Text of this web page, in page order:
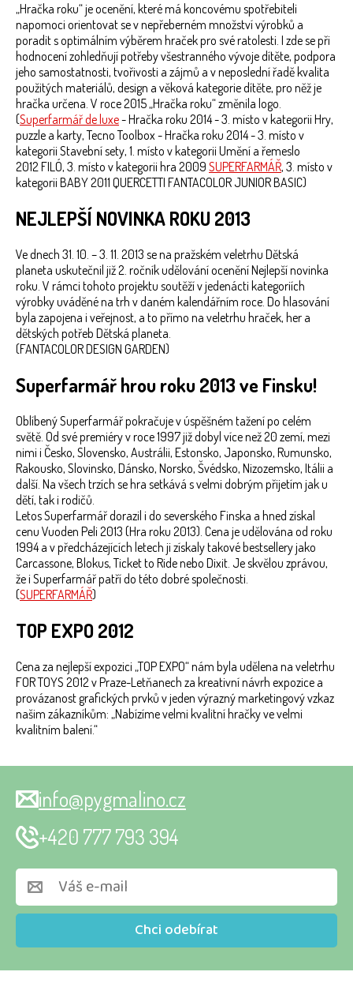
„Hračka roku“ je ocenění, které má koncovému spotřebiteli
napomoci orientovat se v nepřeberném množství výrobků a
poradit s optimálním výběrem hraček pro své ratolesti. I zde se při
hodnocení zohledňují potřeby všestranného vývoje dítěte, podpora
jeho samostatnosti, tvořivosti a zájmů a v neposlední řadě kvalita
použitých materiálů, design a věková kategorie dítěte, pro něž je
hračka určena. V roce 2015 „Hračka roku“ změnila logo.
(Superfarmář de luxe- Hračka roku 2014 - 3. místo v kategorii Hry,
puzzle a karty, Tecno Toolbox - Hračka roku 2014 - 3. místo v
kategorii Stavební sety, 1. místo v kategorii Umění a řemeslo
2012 FILÓ, 3. místo v kategorii hra 2009 SUPERFARMÁŘ, 3. místo v
kategorii BABY 2011 QUERCETTI FANTACOLOR JUNIOR BASIC)
NEJLEPŠÍ NOVINKA ROKU 2013
Ve dnech 31. 10. – 3. 11. 2013 se na pražském veletrhu Dětská
planeta uskutečnil již 2. ročník udělování ocenění Nejlepší novinka
roku. V rámci tohoto projektu soutěží v jedenácti kategoriích
výrobky uváděné na trh v daném kalendářním roce. Do hlasování
byla zapojena i veřejnost, a to přímo na veletrhu hraček, her a
dětských potřeb Dětská planeta.
(FANTACOLOR DESIGN GARDEN)
Superfarmář hrou roku 2013 ve Finsku!
Oblíbený Superfarmář pokračuje v úspěšném tažení po celém
světě. Od své premiéry v roce 1997 již dobyl více než 20 zemí, mezi
nimi i Česko, Slovensko, Austrálii, Estonsko, Japonsko, Rumunsko,
Rakousko, Slovinsko, Dánsko, Norsko, Švédsko, Nizozemsko, Itálii a
další. Na všech trzích se hra setkává s velmi dobrým přijetím jak u
dětí, tak i rodičů.
Letos Superfarmář dorazil i do severského Finska a hned získal
cenu Vuoden Peli 2013 (Hra roku 2013). Cena je udělována od roku
1994 a v předcházejících letech ji získaly takové bestsellery jako
Carcassone, Blokus, Ticket to Ride nebo Dixit. Je skvělou zprávou,
že i Superfarmář patří do této dobré společnosti.
(SUPERFARMÁŘ)
TOP EXPO 2012
Cena za nejlepší expozici „TOP EXPO“ nám byla udělena na veletrhu
FOR TOYS 2012 v Praze-Letňanech za kreativní návrh expozice a
provázanost grafických prvků v jeden výrazný marketingový vzkaz
našim zákazníkům: „Nabízíme velmi kvalitní hračky ve velmi
kvalitním balení.“
Chci odebírat
info@pygmalino.cz
+420 777 793 394